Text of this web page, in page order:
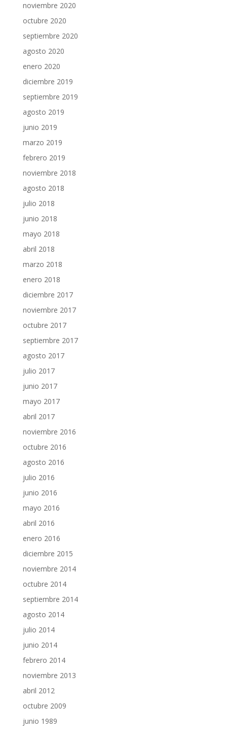
noviembre 2020
octubre 2020
septiembre 2020
agosto 2020
enero 2020
diciembre 2019
septiembre 2019
agosto 2019
junio 2019
marzo 2019
febrero 2019
noviembre 2018
agosto 2018
julio 2018
junio 2018
mayo 2018
abril 2018
marzo 2018
enero 2018
diciembre 2017
noviembre 2017
octubre 2017
septiembre 2017
agosto 2017
julio 2017
junio 2017
mayo 2017
abril 2017
noviembre 2016
octubre 2016
agosto 2016
julio 2016
junio 2016
mayo 2016
abril 2016
enero 2016
diciembre 2015
noviembre 2014
octubre 2014
septiembre 2014
agosto 2014
julio 2014
junio 2014
febrero 2014
noviembre 2013
abril 2012
octubre 2009
junio 1989